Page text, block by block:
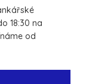
18:30 na
od